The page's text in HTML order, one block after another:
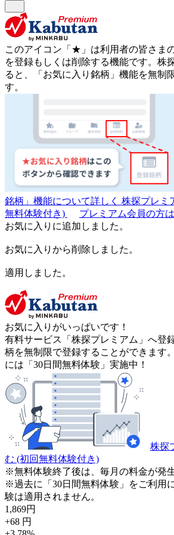
このアイコン 「★」 は利用者の皆さま
を登録もしくは削除する機能です。 株
ると、「お気に入り銘柄」機能を無制
す。
銘柄」機能について詳しく 株探プレミ
無料体験付き)
プレミアム会員の方
お気に入りに追加しました。
お気に入りから削除しました。
適用しました。
お気に入りがいっぱいです！
有料サービス「株探プレミアム」へ登
柄を無制限で登録することができます
には「30日間無料体験」実施中！
株探
む (初回無料体験付き)
※無料体験終了後は、毎月の料金が発
※過去に「30日間無料体験」をご利用
験は適用されません。
1,869円
+68 円